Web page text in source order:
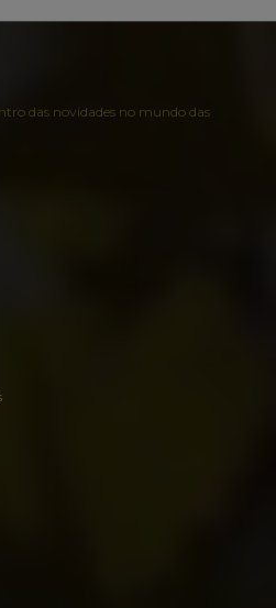
das novidades no mundo das